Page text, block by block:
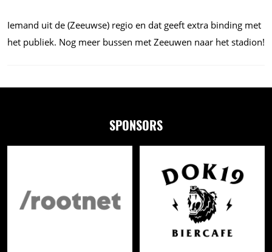
Iemand uit de (Zeeuwse) regio en dat geeft extra binding met
het publiek. Nog meer bussen met Zeeuwen naar het stadion!
SPONSORS